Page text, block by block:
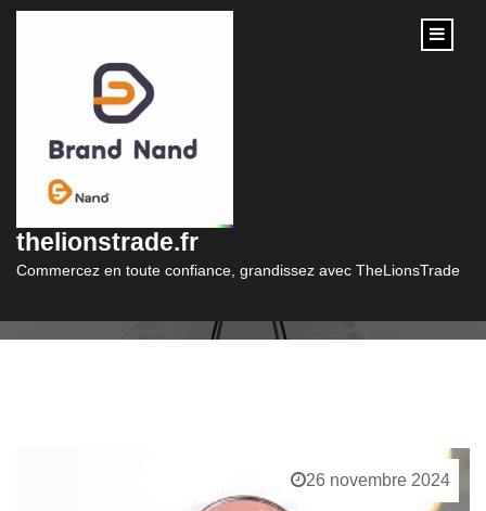
content
thelionstrade.fr
Commercez en toute confiance, grandissez avec TheLionsTrade
Catégorie :
26 novembre 2024